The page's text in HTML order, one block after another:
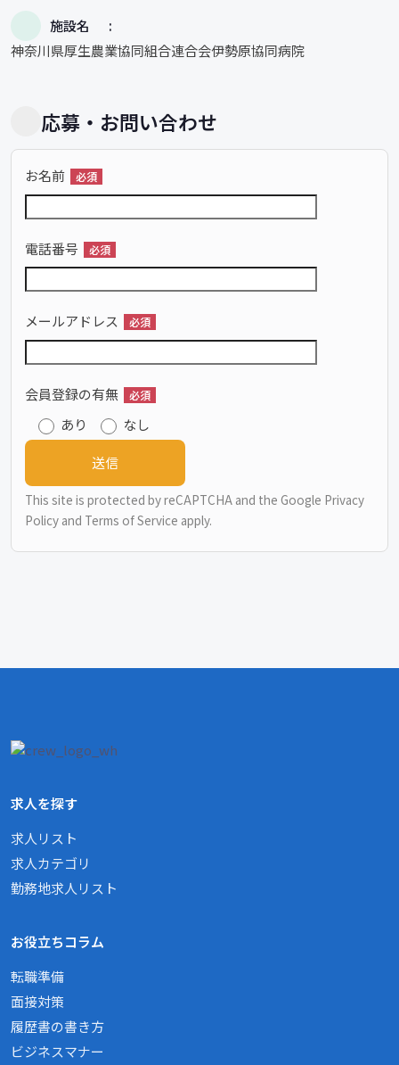
施設名
神奈川県厚生農業協同組合連合会伊勢原協同病院
応募・お問い合わせ
お名前 必須
電話番号 必須
メールアドレス 必須
会員登録の有無 必須
あり なし
This site is protected by reCAPTCHA and the Google Privacy
Policy and Terms of Service apply.
求人を探す
求人リスト
求人カテゴリ
勤務地求人リスト
お役立ちコラム
転職準備
面接対策
履歴書の書き方
ビジネスマナー